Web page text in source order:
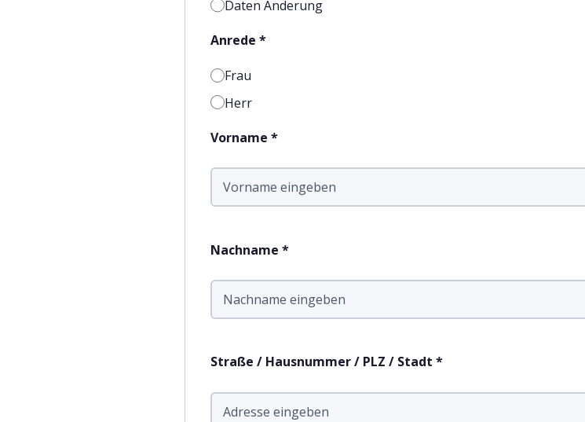
Daten Änderung
Anrede *
Frau
Herr
Vorname *
Nachname *
Straße / Hausnummer / PLZ / Stadt *